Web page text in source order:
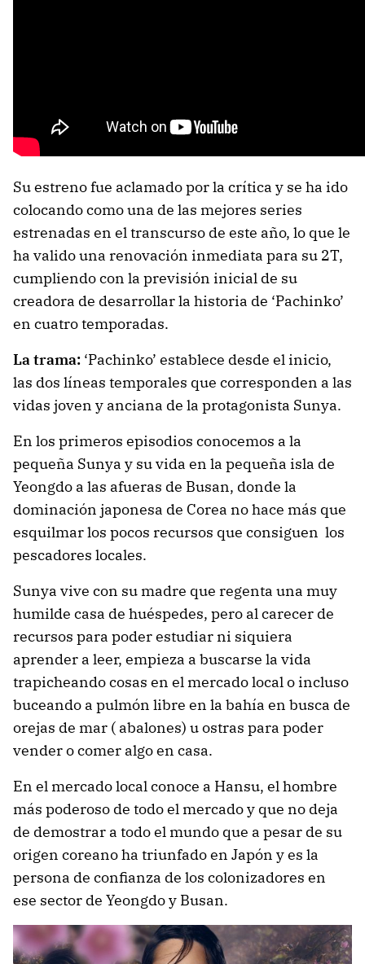
Su estreno fue aclamado por la crítica y se ha ido
colocando como una de las mejores series
estrenadas en el transcurso de este año, lo que le
ha valido una renovación inmediata para su 2T,
cumpliendo con la previsión inicial de su
creadora de desarrollar la historia de ‘Pachinko’
en cuatro temporadas.
La trama: ‘Pachinko’ establece desde el inicio,
las dos líneas temporales que corresponden a las
vidas joven y anciana de la protagonista Sunya.
En los primeros episodios conocemos a la
pequeña Sunya y su vida en la pequeña isla de
Yeongdo a las afueras de Busan, donde la
dominación japonesa de Corea no hace más que
esquilmar los pocos recursos que consiguen los
pescadores locales.
Sunya vive con su madre que regenta una muy
humilde casa de huéspedes, pero al carecer de
recursos para poder estudiar ni siquiera
aprender a leer, empieza a buscarse la vida
trapicheando cosas en el mercado local o incluso
buceando a pulmón libre en la bahía en busca de
orejas de mar ( abalones) u ostras para poder
vender o comer algo en casa.
En el mercado local conoce a Hansu, el hombre
más poderoso de todo el mercado y que no deja
de demostrar a todo el mundo que a pesar de su
origen coreano ha triunfado en Japón y es la
persona de confianza de los colonizadores en
ese sector de Yeongdo y Busan.